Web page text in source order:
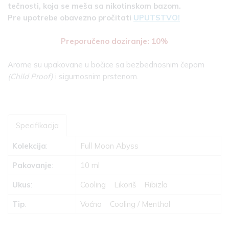
tečnosti, koja se meša sa nikotinskom bazom.
Pre upotrebe obavezno pročitati UPUTSTVO!
Preporučeno doziranje: 10%
Arome su upakovane u bočice sa bezbednosnim čepom
(Child Proof) i sigurnosnim prstenom.
Specifikacija
Kolekcija:
Full Moon Abyss
Pakovanje:
10 ml
Ukus: Cooling Likoriš
Ribizla
Tip: Voćna Cooling / Menthol